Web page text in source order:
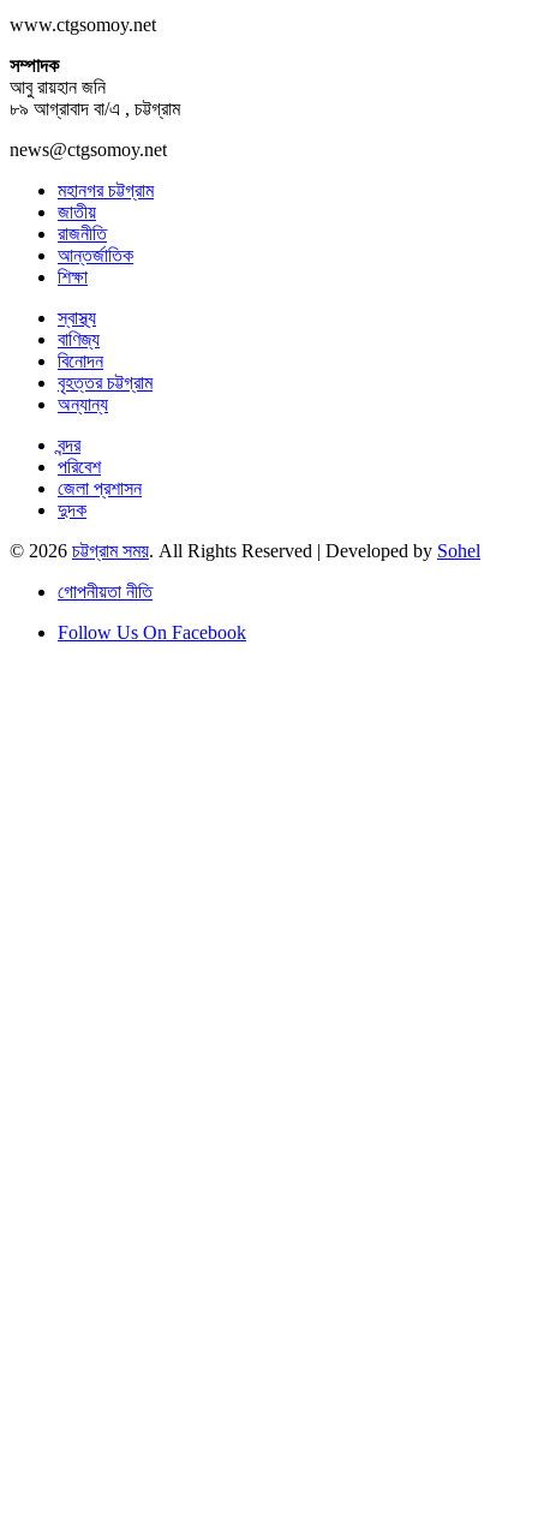
www.ctgsomoy.net
সম্পাদক
আবু রায়হান জনি
৮৯ আগ্রাবাদ বা/এ , চট্টগ্রাম
news@ctgsomoy.net
মহানগর চট্টগ্রাম
জাতীয়
রাজনীতি
আন্তর্জাতিক
শিক্ষা
স্বাস্থ্য
বাণিজ্য
বিনোদন
বৃহত্তর চট্টগ্রাম
অন্যান্য
বন্দর
পরিবেশ
জেলা প্রশাসন
দুদক
© 2026 চট্টগ্রাম সময়. All Rights Reserved | Developed by Sohel
গোপনীয়তা নীতি
Follow Us On Facebook